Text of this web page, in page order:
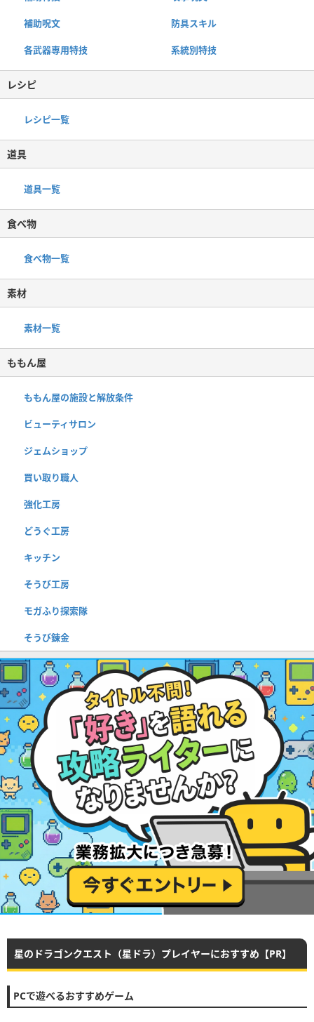
補助呪文 防具スキル
各武器専用特技 系統別特技
レシピ
レシピ一覧
道具
道具一覧
食べ物
食べ物一覧
素材
素材一覧
ももん屋
ももん屋の施設と解放条件
ビューティサロン
ジェムショップ
買い取り職人
強化工房
どうぐ工房
キッチン
そうび工房
モガふり探索隊
そうび錬金
星のドラゴンクエスト（星ドラ）プレイヤーにおすすめ【PR】
PCで遊べるおすすめゲーム